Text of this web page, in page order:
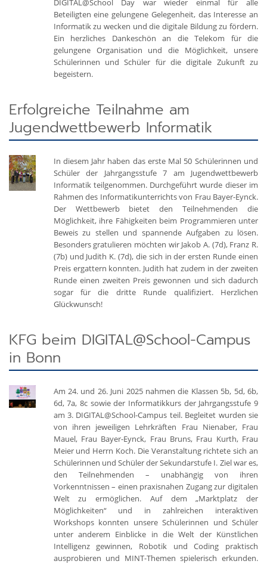
DIGITAL@School Day war wieder einmal für alle
Beteiligten eine gelungene Gelegenheit, das Interesse an
Informatik zu wecken und die digitale Bildung zu fördern.
Ein herzliches Dankeschön an die Telekom für die
gelungene Organisation und die Möglichkeit, unsere
Schülerinnen und Schüler für die digitale Zukunft zu
begeistern.
Erfolgreiche Teilnahme am
Jugendwettbewerb Informatik
In diesem Jahr haben das erste Mal 50 Schülerinnen und
Schüler der Jahrgangsstufe 7 am Jugendwettbewerb
Informatik teilgenommen. Durchgeführt wurde dieser im
Rahmen des Informatikunterrichts von Frau Bayer-Eynck.
Der Wettbewerb bietet den Teilnehmenden die
Möglichkeit, ihre Fähigkeiten beim Programmieren unter
Beweis zu stellen und spannende Aufgaben zu lösen.
Besonders gratulieren möchten wir Jakob A. (7d), Franz R.
(7b) und Judith K. (7d), die sich in der ersten Runde einen
Preis ergattern konnten. Judith hat zudem in der zweiten
Runde einen zweiten Preis gewonnen und sich dadurch
sogar für die dritte Runde qualifiziert. Herzlichen
Glückwunsch!
KFG beim DIGITAL@School-Campus
in Bonn
Am 24. und 26. Juni 2025 nahmen die Klassen 5b, 5d, 6b,
6d, 7a, 8c sowie der Informatikkurs der Jahrgangsstufe 9
am 3. DIGITAL@School-Campus teil. Begleitet wurden sie
von ihren jeweiligen Lehrkräften Frau Nienaber, Frau
Mauel, Frau Bayer-Eynck, Frau Bruns, Frau Kurth, Frau
Meier und Herrn Koch. Die Veranstaltung richtete sich an
Schülerinnen und Schüler der Sekundarstufe I. Ziel war es,
den Teilnehmenden – unabhängig von ihren
Vorkenntnissen – einen praxisnahen Zugang zur digitalen
Welt zu ermöglichen. Auf dem „Marktplatz der
Möglichkeiten“ und in zahlreichen interaktiven
Workshops konnten unsere Schülerinnen und Schüler
unter anderem Einblicke in die Welt der Künstlichen
Intelligenz gewinnen, Robotik und Coding praktisch
ausprobieren und MINT-Themen spielerisch erkunden.